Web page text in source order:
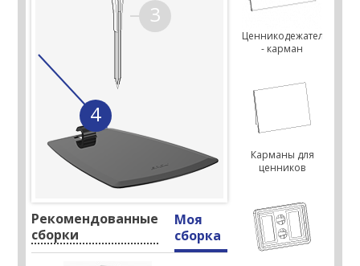
3
4
Рекомендованные
сборки
Моя
сборка
Ценникодежатель
- карман
Карманы для
ценников